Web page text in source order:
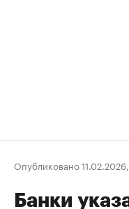
Опубликовано
Банки